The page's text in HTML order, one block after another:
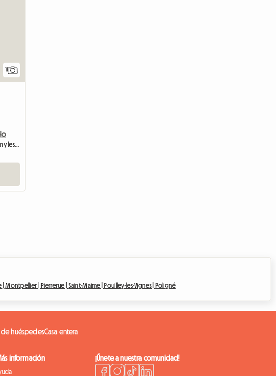
Habitación en casa del anfitrión | Longny les Villages (61290) | 35 M2
|Montpellier | Pierrerue | Saint-Maime | Pouilley-les-Vignes | Poligné
huéspedesCasa entera
información ¡Únete a nuestra comunidad!